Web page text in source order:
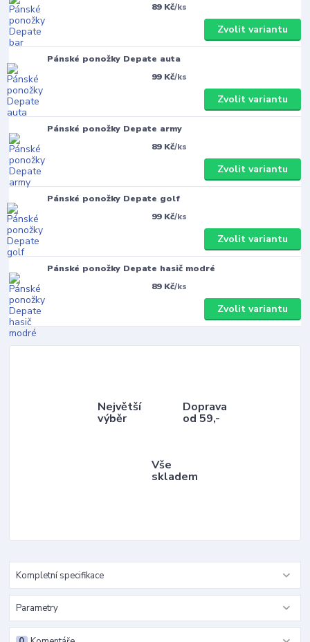
89 Kč/ks
Zvolit variantu
Pánské ponožky Depate auta
99 Kč/ks
Zvolit variantu
Pánské ponožky Depate army
89 Kč/ks
Zvolit variantu
Pánské ponožky Depate golf
99 Kč/ks
Zvolit variantu
Pánské ponožky Depate hasič modré
89 Kč/ks
Zvolit variantu
Největší
výběr
Doprava
od 59,-
Vše
skladem
Kompletní specifikace
Parametry